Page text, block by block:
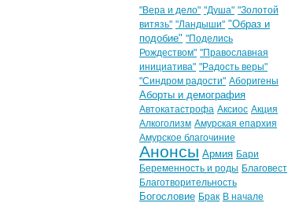
"Вера и дело" "Душа" "Золотой
витязь" "Ландыши" "Образ и
подобие" "Поделись
Рождеством" "Православная
инициатива" "Радость веры"
"Синдром радости" Аборигены
Аборты и демография
Автокатастрофа Аксиос Акция
Алкоголизм Амурская епархия
Амурское благочиние
Анонсы Армия Бари
Беременность и роды Благовест
Благотворительность
Богословие Брак В начале